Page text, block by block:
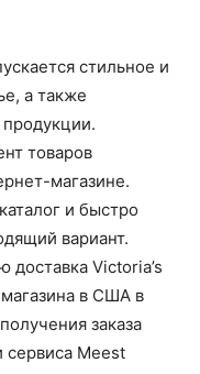
стильное и
а также
товаров
магазине.
и быстро
вариант.
Victoria’s
в США в
заказа
сервиса Meest